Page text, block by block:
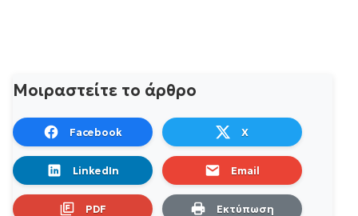
Μοιραστείτε το άρθρο
Facebook X
LinkedIn Email
PDF Εκτύπωση